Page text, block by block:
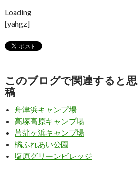
Loading
[yahgz]
このブログで関連すると
稿
舟津浜キャンプ場
高塚高原キャンプ場
菖蒲ヶ浜キャンプ場
橘ふれあい公園
塩原グリーンビレッジ